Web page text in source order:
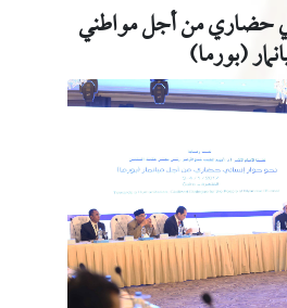
حضاري من أجل مواطني
(بورما)